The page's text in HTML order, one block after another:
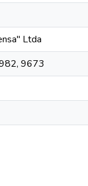
Ltda
9673